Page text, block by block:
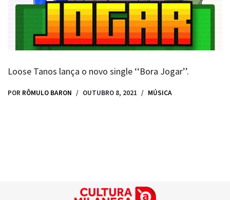
Loose Tanos lança o novo single ‘‘Bora Jogar’’.
POR RÔMULO BARON OUTUBRO 8, 2021 MÚSICA